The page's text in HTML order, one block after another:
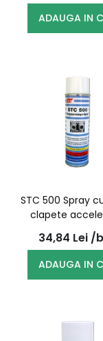
ADAUGA IN
STC 500 Spray
clapete
34,84 Lei /
ADAUGA IN